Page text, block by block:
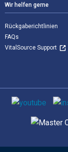
Wir helfen gerne
Rückgaberichtlinien
FAQs
VitalSource Support
Sozialen Medien
Unterstützte